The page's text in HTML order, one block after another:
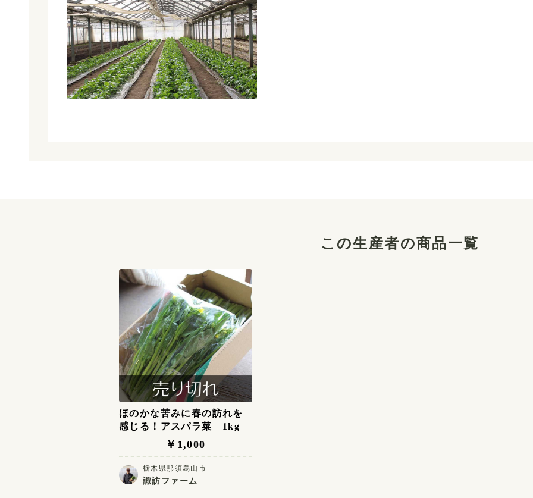
この生産者の商品一覧
ほのかな苦みに春の訪れを
感じる！アスパラ菜 1kg
￥1,000
栃木県那須烏山市
諏訪ファーム